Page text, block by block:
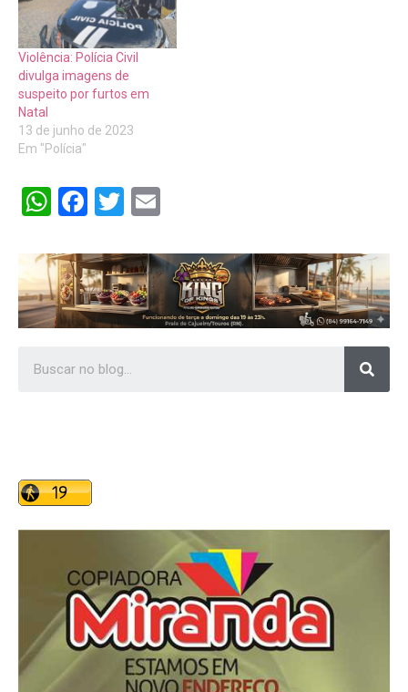
Violência: Polícia Civil
divulga imagens de
suspeito por furtos em
Natal
13 de junho de 2023
Em "Polícia"
WhatsApp
Facebook
Twitter